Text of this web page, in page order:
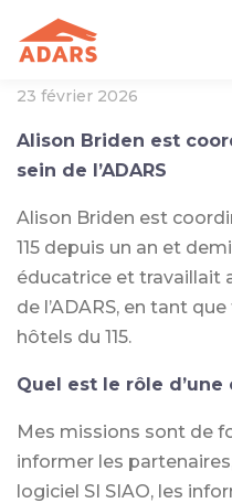
23 février 2026
Alison Briden est
sein de l’ADARS
Alison Briden est
115 depuis un an et
éducatrice et travaillait
de l’ADARS, en tant
hôtels du 115.
Quel est le rôle
Mes missions sont de
informer les
logiciel SI SIAO, les